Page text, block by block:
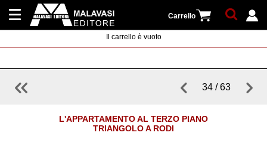
Carrello
Il carrello è vuoto
Registrati
Accedi
Collane
34 / 63
L'APPARTAMENTO AL TERZO PIANO
TRIANGOLO A RODI